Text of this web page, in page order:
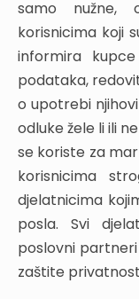
samo nužne,
korisnicima koji
informira
podataka,
o upotrebi
odluke žele li ili
se koriste za
korisnicima
djelatnicima
posla. Svi
poslovni
zaštite